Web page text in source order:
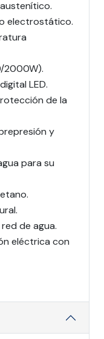
electrostático.
2000W).
LED.
de la
y
para su
de agua.
eléctrica con